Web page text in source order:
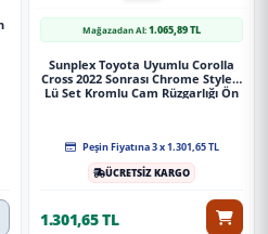
Direksiyon Kenar Kaplama - Karbon
Teslimat
ambalajlarla, kargoda zarar
tarafınıza ulaştırılır. %100
garantisiyle.
Mağazadan Al:1.065,89 TL
Sunplex Toyota Uyumlu Corolla
Cross 2022 Sonrası Chrome Style 4
Lü Set Kromlu Cam Rüzgarlığı Ön
Peşin Fiyatına 3 x 1.301,65 TL
ÜCRETSİZ KARGO
1.301,65 TL